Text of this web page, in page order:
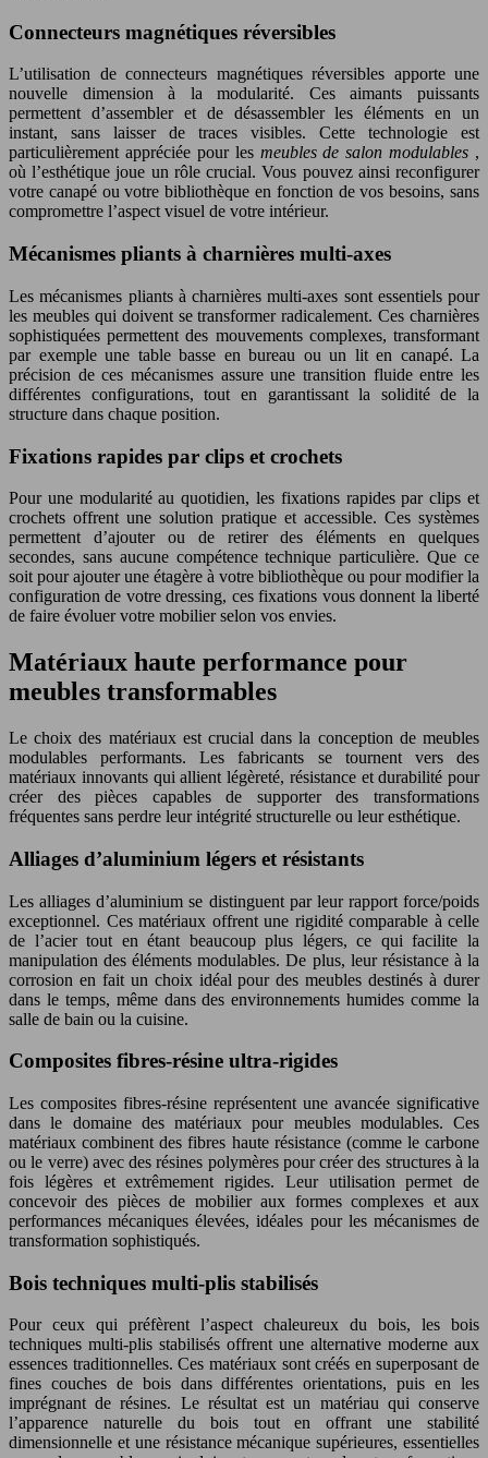
Connecteurs magnétiques réversibles
L’utilisation de connecteurs magnétiques réversibles apporte une
nouvelle dimension à la modularité. Ces aimants puissants
permettent d’assembler et de désassembler les éléments en un
instant, sans laisser de traces visibles. Cette technologie est
particulièrement appréciée pour les meubles de salon modulables ,
où l’esthétique joue un rôle crucial. Vous pouvez ainsi reconfigurer
votre canapé ou votre bibliothèque en fonction de vos besoins, sans
compromettre l’aspect visuel de votre intérieur.
Mécanismes pliants à charnières multi-axes
Les mécanismes pliants à charnières multi-axes sont essentiels pour
les meubles qui doivent se transformer radicalement. Ces charnières
sophistiquées permettent des mouvements complexes, transformant
par exemple une table basse en bureau ou un lit en canapé. La
précision de ces mécanismes assure une transition fluide entre les
différentes configurations, tout en garantissant la solidité de la
structure dans chaque position.
Fixations rapides par clips et crochets
Pour une modularité au quotidien, les fixations rapides par clips et
crochets offrent une solution pratique et accessible. Ces systèmes
permettent d’ajouter ou de retirer des éléments en quelques
secondes, sans aucune compétence technique particulière. Que ce
soit pour ajouter une étagère à votre bibliothèque ou pour modifier la
configuration de votre dressing, ces fixations vous donnent la liberté
de faire évoluer votre mobilier selon vos envies.
Matériaux haute performance pour
meubles transformables
Le choix des matériaux est crucial dans la conception de meubles
modulables performants. Les fabricants se tournent vers des
matériaux innovants qui allient légèreté, résistance et durabilité pour
créer des pièces capables de supporter des transformations
fréquentes sans perdre leur intégrité structurelle ou leur esthétique.
Alliages d’aluminium légers et résistants
Les alliages d’aluminium se distinguent par leur rapport force/poids
exceptionnel. Ces matériaux offrent une rigidité comparable à celle
de l’acier tout en étant beaucoup plus légers, ce qui facilite la
manipulation des éléments modulables. De plus, leur résistance à la
corrosion en fait un choix idéal pour des meubles destinés à durer
dans le temps, même dans des environnements humides comme la
salle de bain ou la cuisine.
Composites fibres-résine ultra-rigides
Les composites fibres-résine représentent une avancée significative
dans le domaine des matériaux pour meubles modulables. Ces
matériaux combinent des fibres haute résistance (comme le carbone
ou le verre) avec des résines polymères pour créer des structures à la
fois légères et extrêmement rigides. Leur utilisation permet de
concevoir des pièces de mobilier aux formes complexes et aux
performances mécaniques élevées, idéales pour les mécanismes de
transformation sophistiqués.
Bois techniques multi-plis stabilisés
Pour ceux qui préfèrent l’aspect chaleureux du bois, les bois
techniques multi-plis stabilisés offrent une alternative moderne aux
essences traditionnelles. Ces matériaux sont créés en superposant de
fines couches de bois dans différentes orientations, puis en les
imprégnant de résines. Le résultat est un matériau qui conserve
l’apparence naturelle du bois tout en offrant une stabilité
dimensionnelle et une résistance mécanique supérieures, essentielles